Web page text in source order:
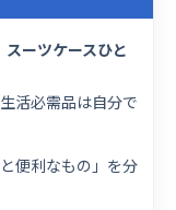
スーツケースひと
活必需品は自分で
便利なもの」を分